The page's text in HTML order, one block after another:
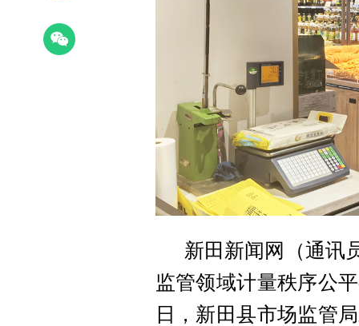
新田新闻网（通讯
监管领域计量秩序公
日，新田县市场监管